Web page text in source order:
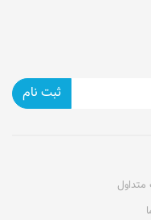
ثبت نام
متداول